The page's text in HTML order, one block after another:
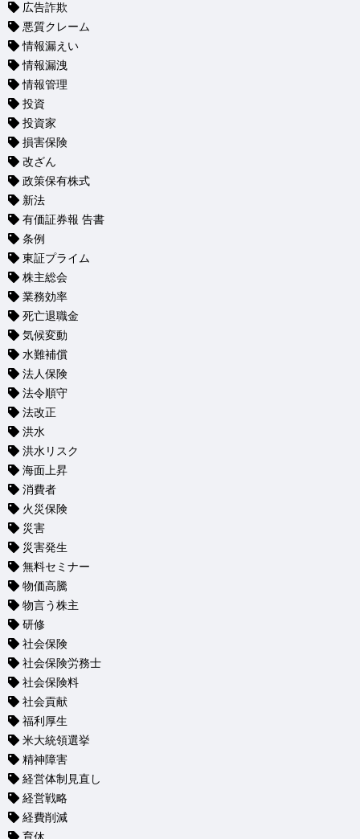
広告詐欺
悪質クレーム
情報漏えい
情報漏洩
情報管理
投資
投資家
損害保険
改ざん
政策保有株式
新法
有価証券報 告書
条例
東証プライム
株主総会
業務効率
死亡退職金
気候変動
水難補償
法人保険
法令順守
法改正
洪水
洪水リスク
海面上昇
消費者
火災保険
災害
災害発生
無料セミナー
物価高騰
物言う株主
研修
社会保険
社会保険労務士
社会保険料
社会貢献
福利厚生
米大統領選挙
精神障害
経営体制見直し
経営戦略
経費削減